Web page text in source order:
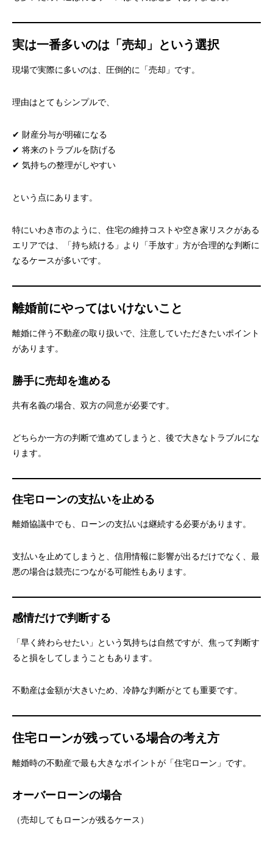
実は一番多いのは「売却」という選択
現場で実際に多いのは、圧倒的に「売却」です。
理由はとてもシンプルで、
✔ 財産分与が明確になる
✔ 将来のトラブルを防げる
✔ 気持ちの整理がしやすい
という点にあります。
特にいわき市のように、住宅の維持コストや空き家リスクがある
エリアでは、「持ち続ける」より「手放す」方が合理的な判断に
なるケースが多いです。
離婚前にやってはいけないこと
離婚に伴う不動産の取り扱いで、注意していただきたいポイント
があります。
勝手に売却を進める
共有名義の場合、双方の同意が必要です。
どちらか一方の判断で進めてしまうと、後で大きなトラブルにな
ります。
住宅ローンの支払いを止める
離婚協議中でも、ローンの支払いは継続する必要があります。
支払いを止めてしまうと、信用情報に影響が出るだけでなく、最
悪の場合は競売につながる可能性もあります。
感情だけで判断する
「早く終わらせたい」という気持ちは自然ですが、焦って判断す
ると損をしてしまうこともあります。
不動産は金額が大きいため、冷静な判断がとても重要です。
住宅ローンが残っている場合の考え方
離婚時の不動産で最も大きなポイントが「住宅ローン」です。
オーバーローンの場合
（売却してもローンが残るケース）